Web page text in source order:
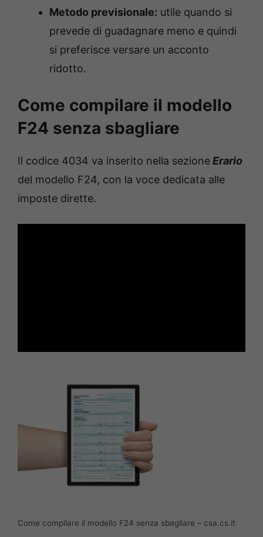
Metodo previsionale: utile quando si
prevede di guadagnare meno e quindi
si preferisce versare un acconto
ridotto.
Come compilare il modello
F24 senza sbagliare
Il codice 4034 va inserito nella sezioneErario
del modello F24, con la voce dedicata alle
imposte dirette.
Come compilare il modello F24 senza sbagliare – csa.cs.it